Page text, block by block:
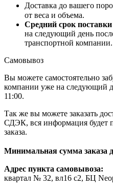
Доставка до вашего
от веса и объема.
Средний срок поставки
на следующий день
транспортной компании.
Самовывоз
Вы можете самостоятельно
компании уже на следующий
11:00.
Так же вы можете заказать
СДЭК, вся информация будет
заказа.
Минимальная сумма заказа
Адрес пункта самовывоза:
квартал № 32, вл16 с2, БЦ